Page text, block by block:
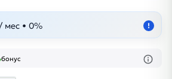
мес • 0% !
бонус